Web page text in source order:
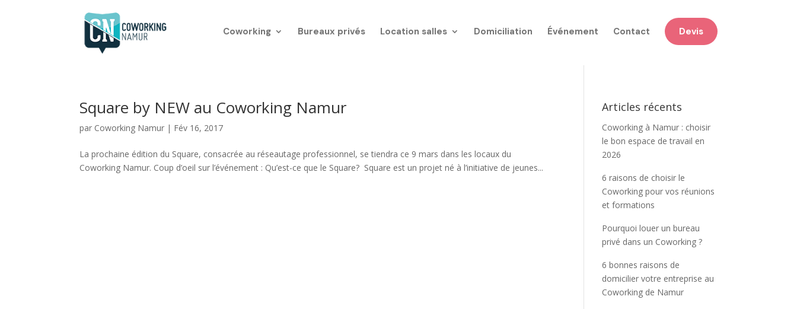
Coworking Bureaux privés Location salles Domiciliation Événement Contact Devis
Square by NEW au Coworking Namur
par Coworking Namur | Fév 16, 2017
La prochaine édition du Square, consacrée au réseautage professionnel, se tiendra ce 9 mars dans les locaux du
Coworking Namur. Coup d’oeil sur l’événement : Qu’est-ce que le Square? Square est un projet né à l’initiative de jeunes...
Articles récents
Coworking à Namur : choisir
le bon espace de travail en
2026
6 raisons de choisir le
Coworking pour vos réunions
et formations
Pourquoi louer un bureau
privé dans un Coworking ?
6 bonnes raisons de
domicilier votre entreprise au
Coworking de Namur